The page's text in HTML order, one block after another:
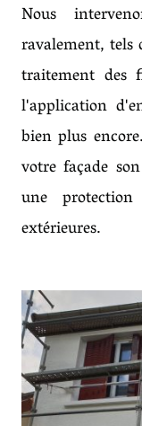
Nous
ravalement, tels
traitement des
l'application
bien plus
votre façade
une
extérieures.